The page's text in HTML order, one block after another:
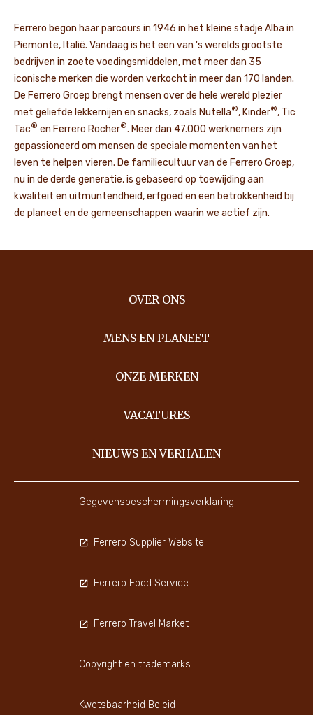
Ferrero begon haar parcours in 1946 in het kleine stadje Alba in
Piemonte, Italië. Vandaag is het een van 's werelds grootste
bedrijven in zoete voedingsmiddelen, met meer dan 35
iconische merken die worden verkocht in meer dan 170 landen.
De Ferrero Groep brengt mensen over de hele wereld plezier
met geliefde lekkernijen en snacks, zoals Nutella®, Kinder®, Tic
Tac® en Ferrero Rocher®. Meer dan 47.000 werknemers zijn
gepassioneerd om mensen de speciale momenten van het
leven te helpen vieren. De familiecultuur van de Ferrero Groep,
nu in de derde generatie, is gebaseerd op toewijding aan
kwaliteit en uitmuntendheid, erfgoed en een betrokkenheid bij
de planeet en de gemeenschappen waarin we actief zijn.
OVER ONS
MENS EN PLANEET
ONZE MERKEN
VACATURES
NIEUWS EN VERHALEN
Gegevensbeschermingsverklaring
Ferrero Supplier Website
Ferrero Food Service
Ferrero Travel Market
Copyright en trademarks
Kwetsbaarheid Beleid